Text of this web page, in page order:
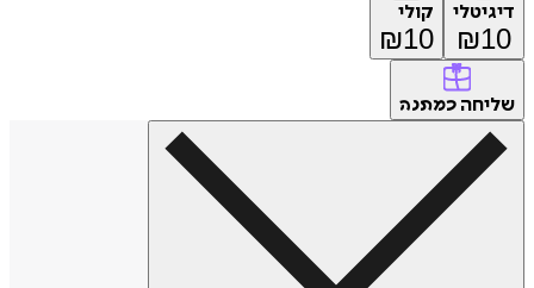
דיגיטלי
₪10
קולי
₪10
שליחה כמתנה